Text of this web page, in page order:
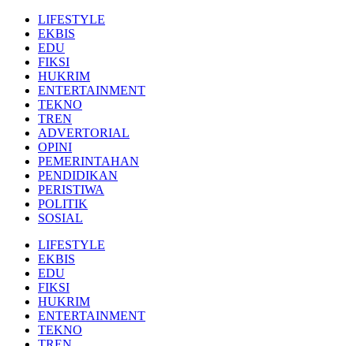
LIFESTYLE
EKBIS
EDU
FIKSI
HUKRIM
ENTERTAINMENT
TEKNO
TREN
ADVERTORIAL
OPINI
PEMERINTAHAN
PENDIDIKAN
PERISTIWA
POLITIK
SOSIAL
LIFESTYLE
EKBIS
EDU
FIKSI
HUKRIM
ENTERTAINMENT
TEKNO